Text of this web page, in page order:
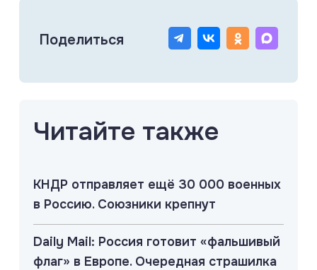
Поделиться
Читайте также
КНДР отправляет ещё 30 000 военных
в Россию. Союзники крепнут
Daily Mail: Россия готовит «фальшивый
флаг» в Европе. Очередная страшилка